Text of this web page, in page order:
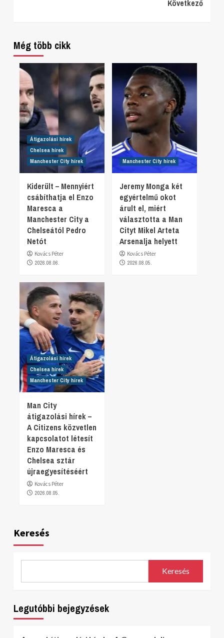
Következő
Még több cikk
Átigazolási hírek
Chelsea hírek
Manchester City hírek
Kiderült – Mennyiért
csábíthatja el Enzo
Maresca a
Manchester City a
Chelseától Pedro
Netót
Kovács Péter
2026.08.06.
Manchester City hírek
Jeremy Monga két
egyértelmű okot
árult el, miért
választotta a Man
Cityt Mikel Arteta
Arsenalja helyett
Kovács Péter
2026.08.05.
Átigazolási hírek
Chelsea hírek
Manchester City hírek
Man City
átigazolási hírek –
A Citizens közvetlen
kapcsolatot létesít
Enzo Maresca és
Chelsea sztár
újraegyesítéséért
Kovács Péter
2026.08.05.
Keresés
Keresés
Legutóbbi bejegyzések